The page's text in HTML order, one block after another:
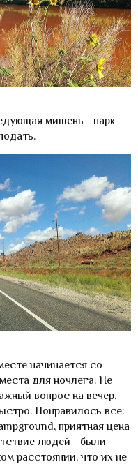
мишень - парк
начинается со
для ночлега. Не
вопрос на вечер.
Понравилось все:
приятная цена
людей - были
расстоянии, что их не